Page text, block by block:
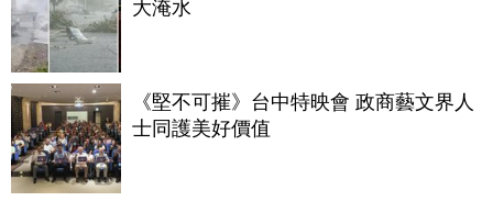
大淹水
《堅不可摧》台中特映會 政商藝文界人
士同護美好價值